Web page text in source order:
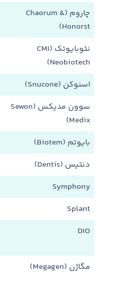
چاروم (Chaorum &
Honorst)
نئوبایوتک (CMI
Neobiotech)
اسنوکن (Snucone)
سوون مدیکس (Sewon
Medix)
بایوتم (Biotem)
دنتیس (Dentis)
Symphony
Splant
DIO
مگاژن (Megagen)